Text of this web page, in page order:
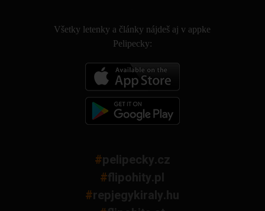
Všetky letenky a články nájdeš aj v appke
Pelipecky:
#pelipecky.cz
#flipohity.pl
#repjegykiraly.hu